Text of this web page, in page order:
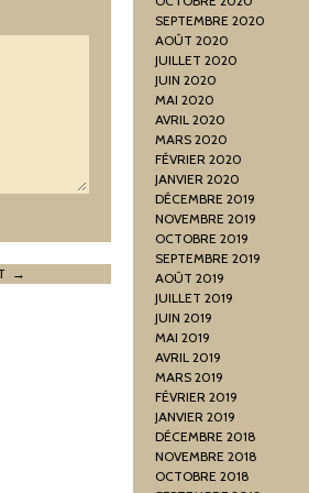
→
SEPTEMBRE 2020
AOÛT 2020
JUILLET 2020
JUIN 2020
MAI 2020
AVRIL 2020
MARS 2020
FÉVRIER 2020
JANVIER 2020
DÉCEMBRE 2019
NOVEMBRE 2019
OCTOBRE 2019
SEPTEMBRE 2019
AOÛT 2019
JUILLET 2019
JUIN 2019
MAI 2019
AVRIL 2019
MARS 2019
FÉVRIER 2019
JANVIER 2019
DÉCEMBRE 2018
NOVEMBRE 2018
OCTOBRE 2018